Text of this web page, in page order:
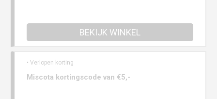
BEKIJK WINKEL
• Verlopen korting
Miscota kortingscode van €5,-